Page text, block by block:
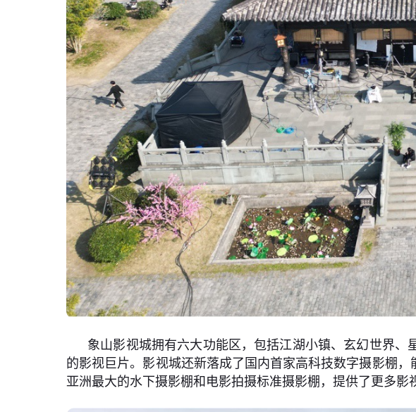
象山影视城拥有六大功能区，包括江湖小镇、玄幻世界
的影视巨片。影视城还新落成了国内首家高科技数字摄影棚
亚洲最大的水下摄影棚和电影拍摄标准摄影棚，提供了更多影